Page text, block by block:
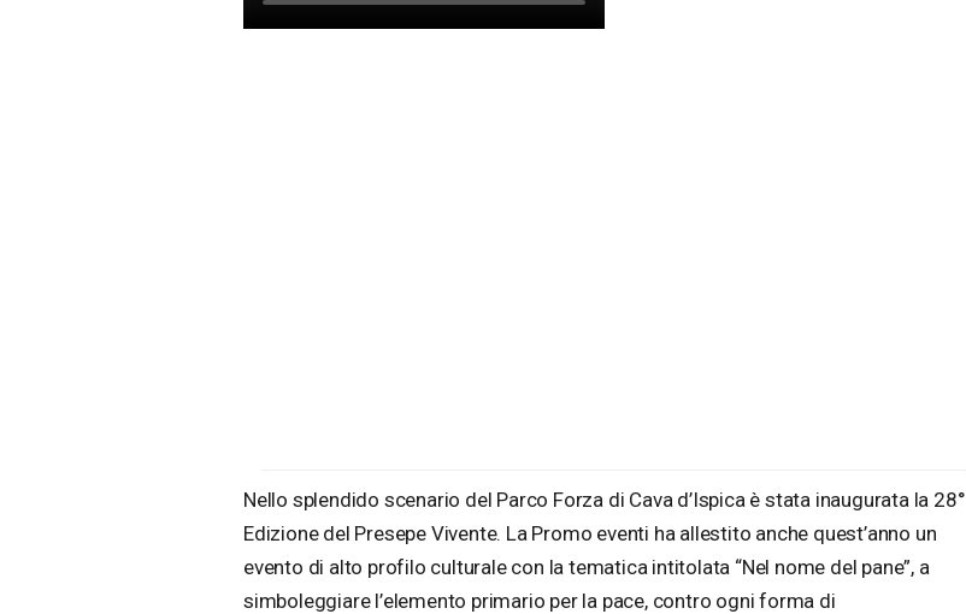
Nello splendido scenario del Parco Forza di Cava d’Ispica è stata inaugurata la 28°
Edizione del Presepe Vivente. La Promo eventi ha allestito anche quest’anno un
evento di alto profilo culturale con la tematica intitolata “Nel nome del pane”, a
simboleggiare l’elemento primario per la pace, contro ogni forma di